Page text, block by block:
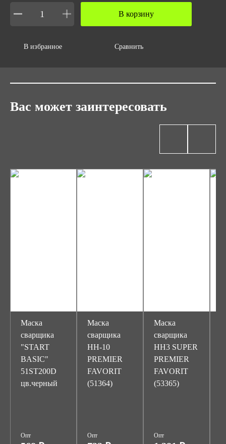
В корзину
В избранное Сравнить
Вас может заинтересовать
Маска
сварщика
"START
BASIC"
51ST200D
цв.черный
Опт
Маска
сварщика
HH-10
PREMIER
FAVORIT
(51364)
Опт
Маска
сварщика
НН3 SUPER
PREMIER
FAVORIT
(53365)
Опт